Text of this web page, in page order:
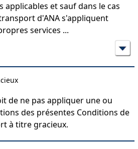
applicables et sauf dans le cas
d'ANA s'appliquent
services ...
de ne pas appliquer une ou
des présentes Conditions de
à titre gracieux.